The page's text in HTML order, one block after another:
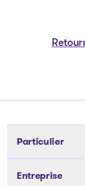
Particulier
Outils
Entreprise